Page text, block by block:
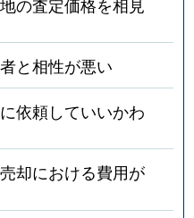
と相性が悪い
依頼していいかわ
却における費用が